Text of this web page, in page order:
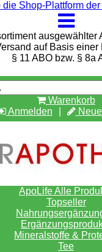
die Shop-Plattform
auf Basis
§ 11 ABO bzw. § 8a
Warenkorb
Anmelden
ApoLife Alle
Topseller
Mineralstoffe &
Tee